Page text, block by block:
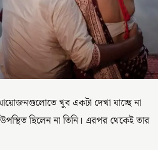
আয়োজনগুলোতে খুব একটা দেখা যাচ্ছে না
ছিলেন না তিনি। এরপর থেকেই তার